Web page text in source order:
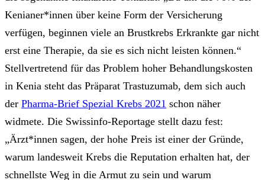
Kenianer*innen über keine Form der Versicherung
verfügen, beginnen viele an Brustkrebs Erkrankte gar nicht
erst eine Therapie, da sie es sich nicht leisten können.“
Stellvertretend für das Problem hoher Behandlungskosten
in Kenia steht das Präparat Trastuzumab, dem sich auch
der Pharma-Brief Spezial Krebs 2021 schon näher
widmete. Die Swissinfo-Reportage stellt dazu fest:
„Ärzt*innen sagen, der hohe Preis ist einer der Gründe,
warum landesweit Krebs die Reputation erhalten hat, der
schnellste Weg in die Armut zu sein und warum